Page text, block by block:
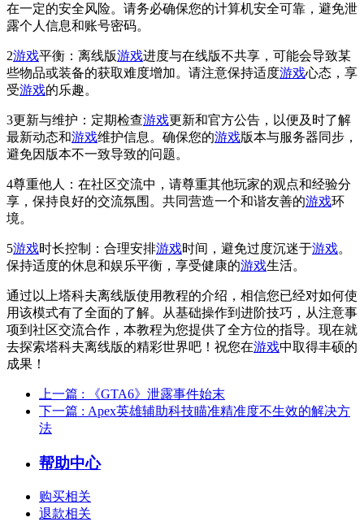
在一定的安全风险。请务必确保您的计算机安全可靠，避免泄
露个人信息和账号密码。
2游戏平衡：离线版游戏进度与在线版不共享，可能会导致某
些物品或装备的获取难度增加。请注意保持适度游戏心态，享
受游戏的乐趣。
3更新与维护：定期检查游戏更新和官方公告，以便及时了解
最新动态和游戏维护信息。确保您的游戏版本与服务器同步，
避免因版本不一致导致的问题。
4尊重他人：在社区交流中，请尊重其他玩家的观点和经验分
享，保持良好的交流氛围。共同营造一个和谐友善的游戏环
境。
5游戏时长控制：合理安排游戏时间，避免过度沉迷于游戏。
保持适度的休息和娱乐平衡，享受健康的游戏生活。
通过以上塔科夫离线版使用教程的介绍，相信您已经对如何使
用该模式有了全面的了解。从基础操作到进阶技巧，从注意事
项到社区交流合作，本教程为您提供了全方位的指导。现在就
去探索塔科夫离线版的精彩世界吧！祝您在游戏中取得丰硕的
成果！
上一篇 : 《GTA6》泄露事件始末
下一篇 : Apex英雄辅助科技瞄准精准度不生效的解决方
法
帮助中心
购买相关
退款相关